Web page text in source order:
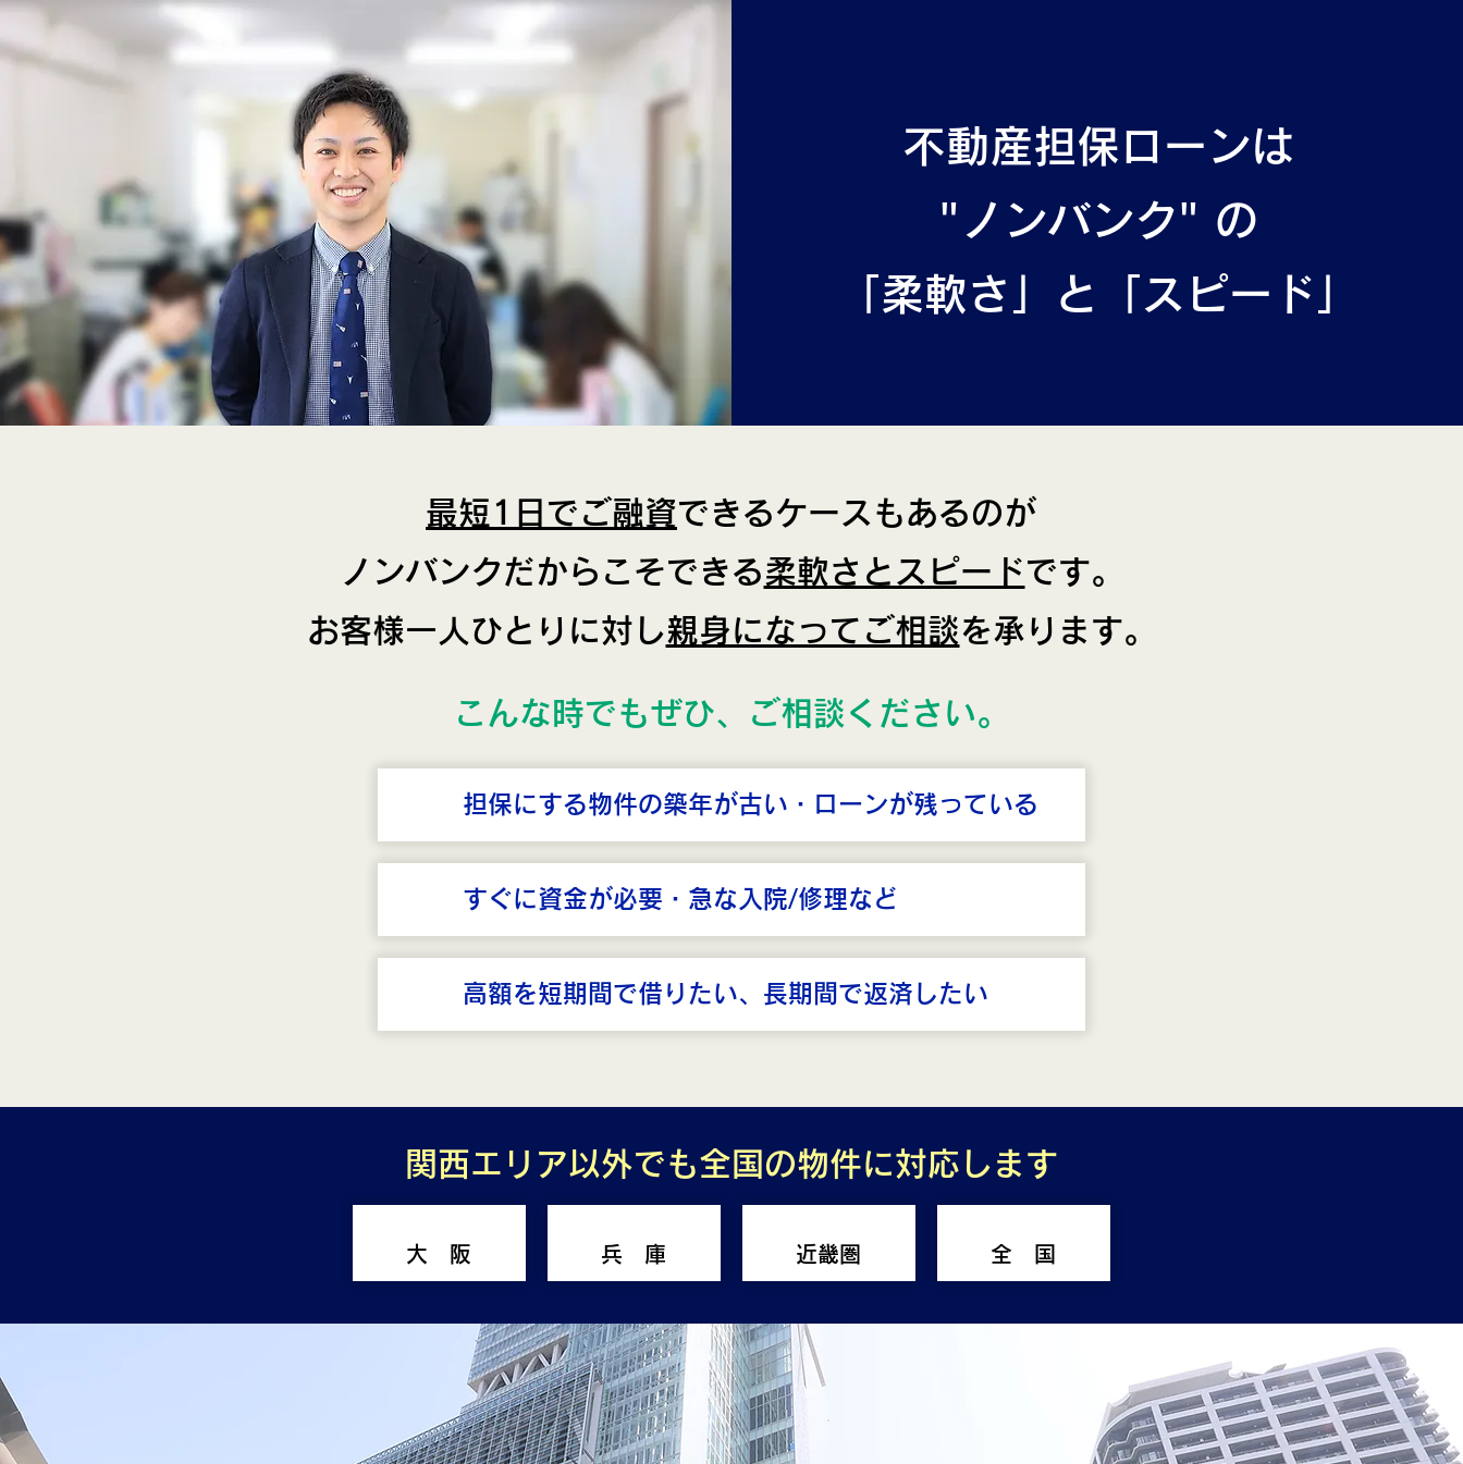
不動産担保ローンは
"ノンバンク" の
「柔軟さ」と「スピード」
最短1日でご融資できるケースもあるのが
ノンバンクだからこそできる柔軟さとスピードです。
お客様一人ひとりに対し親身になってご相談を承ります。
こんな時でもぜひ、ご相談ください。
担保にする物件の築年が古い・ローンが残っている
すぐに資金が必要・急な入院/修理など
高額を短期間で借りたい、長期間で返済したい
関西エリア以外でも全国の物件に対応します
大 阪 兵 庫 近畿圏 全 国